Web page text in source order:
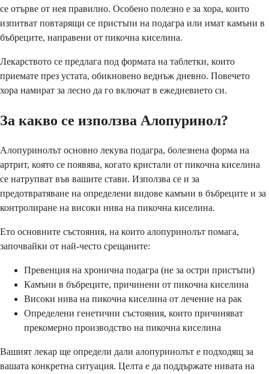
се отърве от нея правилно. Особено полезно е за хора, които
изпитват повтарящи се пристъпи на подагра или имат камъни в
бъбреците, направени от пикочна киселина.
Лекарството се предлага под формата на таблетки, които
приемате през устата, обикновено веднъж дневно. Повечето
хора намират за лесно да го включат в ежедневието си.
За какво се използва Алопуринол?
Алопуринолът основно лекува подагра, болезнена форма на
артрит, която се появява, когато кристали от пикочна киселина
се натрупват във вашите стави. Използва се и за
предотвратяване на определени видове камъни в бъбреците и за
контролиране на високи нива на пикочна киселина.
Ето основните състояния, на които алопуринолът помага,
започвайки от най-често срещаните:
Превенция на хронична подагра (не за остри пристъпи)
Камъни в бъбреците, причинени от пикочна киселина
Високи нива на пикочна киселина от лечение на рак
Определени генетични състояния, които причиняват
прекомерно производство на пикочна киселина
Вашият лекар ще определи дали алопуринолът е подходящ за
вашата конкретна ситуация. Целта е да поддържате нивата на